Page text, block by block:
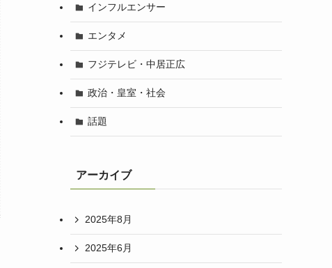
インフルエンサー
エンタメ
フジテレビ・中居正広
政治・皇室・社会
話題
アーカイブ
2025年8月
2025年6月